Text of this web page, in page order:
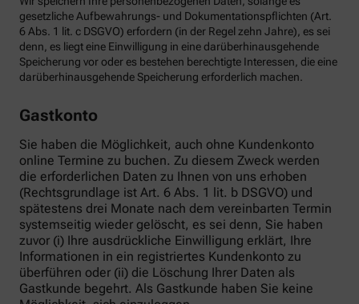
gesetzliche Aufbewahrungs- und Dokumentationspflichten (Art.
6 Abs. 1 lit. c DSGVO) erfordern (in der Regel zehn Jahre), es sei
denn, es liegt eine Einwilligung in eine darüberhinausgehende
Speicherung vor oder es bestehen berechtigte Interessen, die eine
darüberhinausgehende Speicherung erforderlich machen.
Gastkonto
Sie haben die Möglichkeit, auch ohne Kundenkonto
online Termine zu buchen. Zu diesem Zweck werden
die erforderlichen Daten zu Ihnen von uns erhoben
(Rechtsgrundlage ist Art. 6 Abs. 1 lit. b DSGVO) und
spätestens drei Monate nach dem vereinbarten Termin
systemseitig wieder gelöscht, es sei denn, Sie haben
zuvor (i) Ihre ausdrückliche Einwilligung erklärt, Ihre
Informationen in ein registriertes Kundenkonto zu
überführen oder (ii) die Löschung Ihrer Daten als
Gastkunde begehrt. Als Gastkunde haben Sie keine